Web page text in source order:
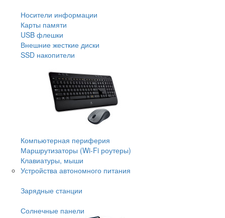
Носители информации
Карты памяти
USB флешки
Внешние жесткие диски
SSD накопители
Компьютерная периферия
Маршрутизаторы (Wi-Fi роутеры)
Клавиатуры, мыши
Устройства автономного питания
Зарядные станции
Солнечные панели